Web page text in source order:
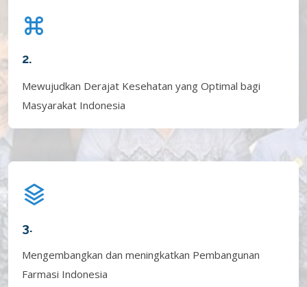
2.
Mewujudkan Derajat Kesehatan yang Optimal bagi
Masyarakat Indonesia
3.
Mengembangkan dan meningkatkan Pembangunan
Farmasi Indonesia